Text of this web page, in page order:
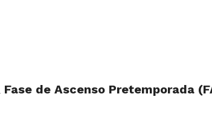
Fase de Ascenso Pretemporada